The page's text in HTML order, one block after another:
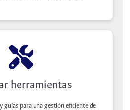
herramientas
guías para una gestión eficiente de